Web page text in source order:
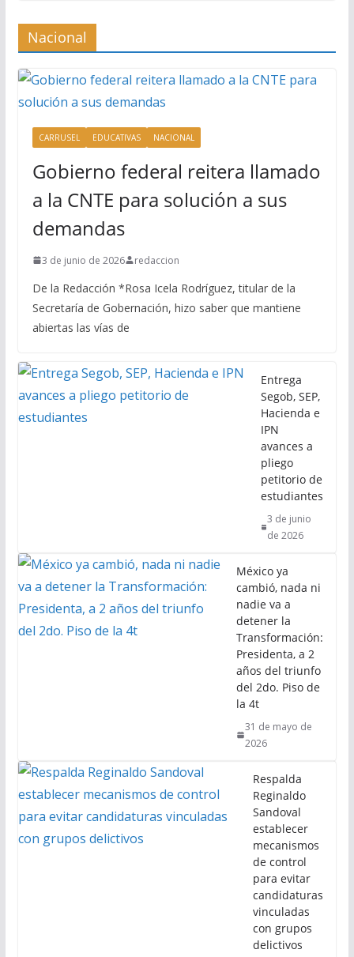
Nacional
CARRUSEL EDUCATIVAS NACIONAL
Gobierno federal reitera llamado
a la CNTE para solución a sus
demandas
3 de junio de 2026 redaccion
De la Redacción *Rosa Icela Rodríguez, titular de la
Secretaría de Gobernación, hizo saber que mantiene
abiertas las vías de
Entrega
Segob, SEP,
Hacienda e
IPN
avances a
pliego
petitorio de
estudiantes
3 de junio
de 2026
México ya
cambió, nada ni
nadie va a
detener la
Transformación:
Presidenta, a 2
años del triunfo
del 2do. Piso de
la 4t
31 de mayo de
2026
Respalda
Reginaldo
Sandoval
establecer
mecanismos
de control
para evitar
candidaturas
vinculadas
con grupos
delictivos